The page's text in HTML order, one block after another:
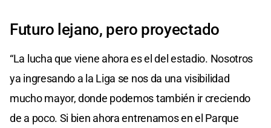
Futuro lejano, pero proyectado
“La lucha que viene ahora es el del estadio. Nosotros
ya ingresando a la Liga se nos da una visibilidad
mucho mayor, donde podemos también ir creciendo
de a poco. Si bien ahora entrenamos en el Parque